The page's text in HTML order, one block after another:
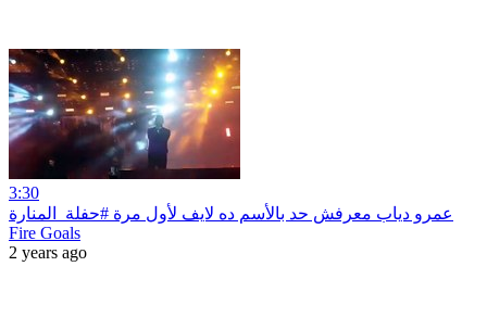
3:30
عمرو دياب معرفش حد بالأسم ده لايف لأول مرة #حفلة_المنارة
Fire Goals
2 years ago